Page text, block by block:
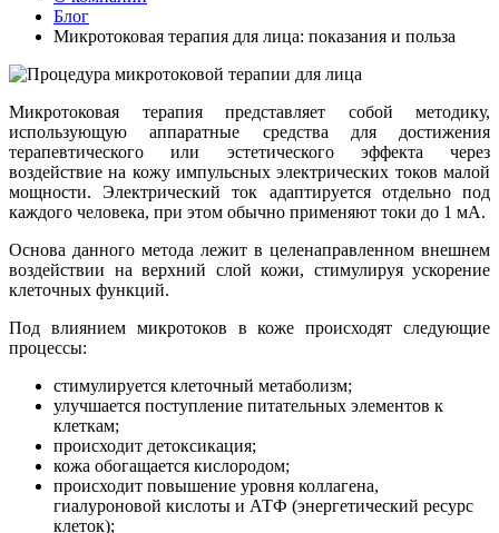
Блог
Микротоковая терапия для лица: показания и польза
Микротоковая терапия представляет собой методику,
использующую аппаратные средства для достижения
терапевтического или эстетического эффекта через
воздействие на кожу импульсных электрических токов малой
мощности. Электрический ток адаптируется отдельно под
каждого человека, при этом обычно применяют токи до 1 мА.
Основа данного метода лежит в целенаправленном внешнем
воздействии на верхний слой кожи, стимулируя ускорение
клеточных функций.
Под влиянием микротоков в коже происходят следующие
процессы:
стимулируется клеточный метаболизм;
улучшается поступление питательных элементов к
клеткам;
происходит детоксикация;
кожа обогащается кислородом;
происходит повышение уровня коллагена,
гиалуроновой кислоты и АТФ (энергетический ресурс
клеток);